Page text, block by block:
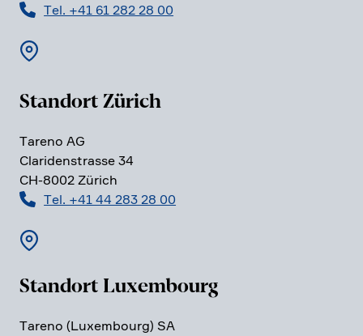
Tel. +41 61 282 28 00
Standort Zürich
Tareno AG
Clari­den­strasse 34
CH-8002 Zürich
Tel. +41 44 283 28 00
Standort Luxem­bourg
Tareno (Luxem­bourg) SA